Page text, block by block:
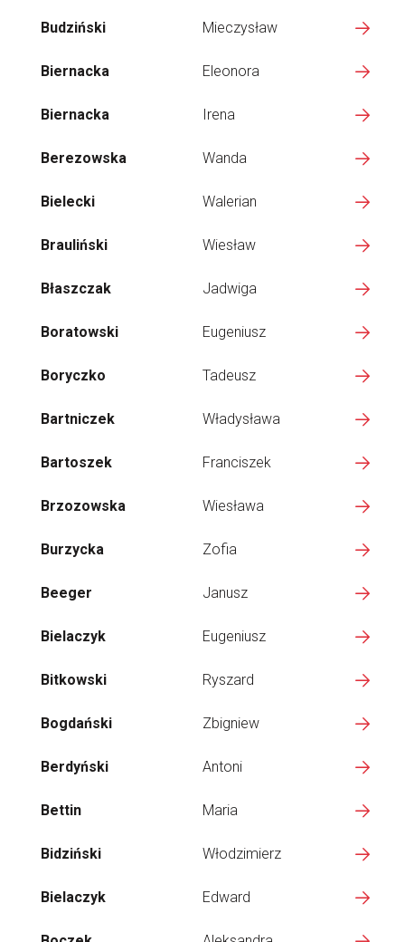
Budziński Mieczysław
Biernacka Eleonora
Biernacka Irena
Berezowska Wanda
Bielecki Walerian
Brauliński Wiesław
Błaszczak Jadwiga
Boratowski Eugeniusz
Boryczko Tadeusz
Bartniczek Władysława
Bartoszek Franciszek
Brzozowska Wiesława
Burzycka Zofia
Beeger Janusz
Bielaczyk Eugeniusz
Bitkowski Ryszard
Bogdański Zbigniew
Berdyński Antoni
Bettin Maria
Bidziński Włodzimierz
Bielaczyk Edward